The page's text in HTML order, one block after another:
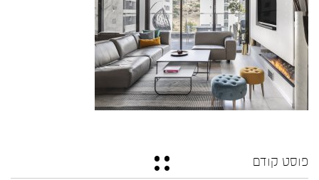
פוסט קודם